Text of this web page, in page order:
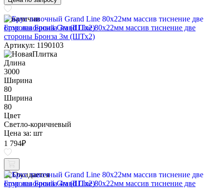
В наличии
Брус лавочный Grand Line 80х22мм массив тиснение две
стороны Бронза 3м (ШТх2)
Артикул: 1190103
Длина
3000
Ширина
80
Ширина
80
Цвет
Светло-коричневый
Цена за: шт
1 794₽
Ожидается
Брус лавочный Grand Line 80х22мм массив тиснение две